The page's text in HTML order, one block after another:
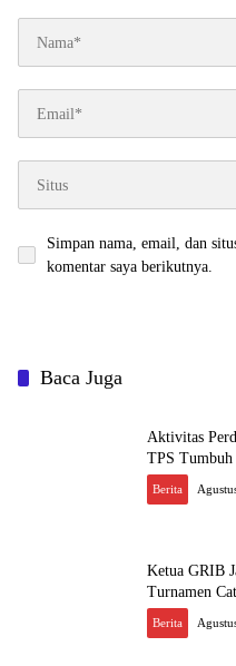
Simpan nama, email, dan
komentar saya berikutnya.
Baca Juga
Aktivitas
TPS
Berita
Ketua GRIB
Turnamen
Berita